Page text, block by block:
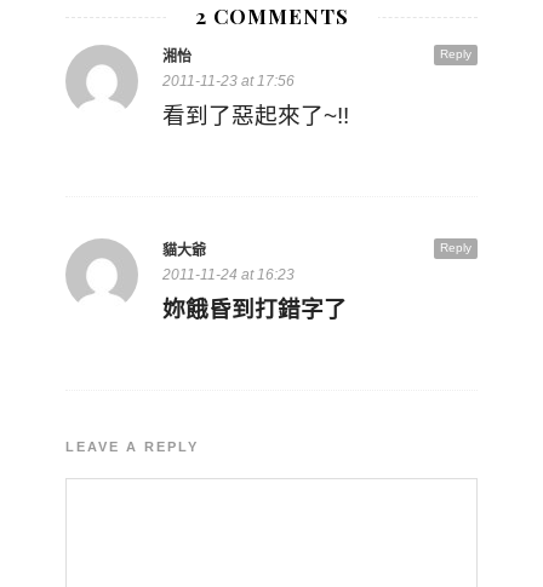
2 COMMENTS
Reply
湘怡
2011-11-23 at 17:56
看到了惡起來了~!!
Reply
貓大爺
2011-11-24 at 16:23
妳餓昏到打錯字了
LEAVE A REPLY